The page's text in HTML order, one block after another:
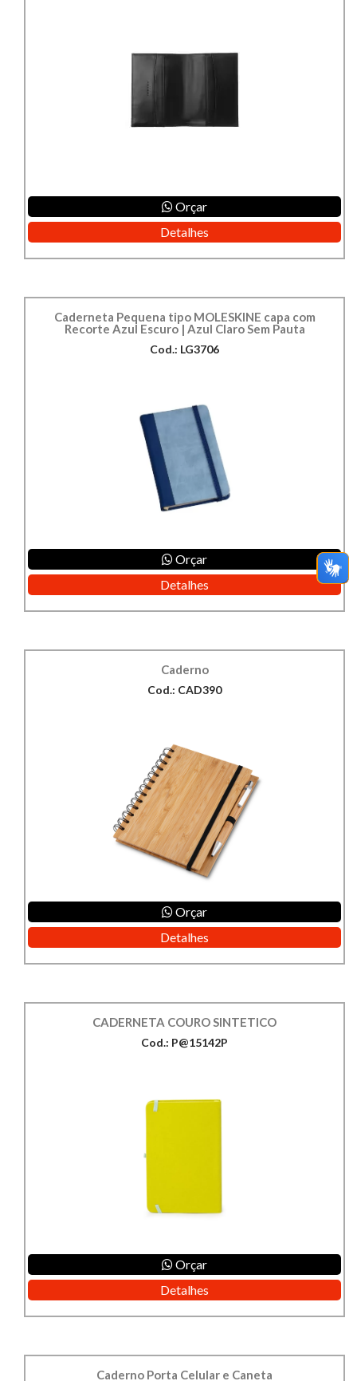
Orçar
Detalhes
Caderneta Pequena tipo MOLESKINE capa com
Recorte Azul Escuro | Azul Claro Sem Pauta
Cod.: LG3706
Orçar
Detalhes
Caderno
Cod.: CAD390
Orçar
Detalhes
CADERNETA COURO SINTETICO
Cod.: P@15142P
Orçar
Detalhes
Caderno Porta Celular e Caneta